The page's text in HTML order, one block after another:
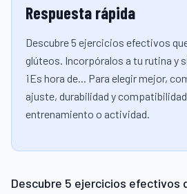
Respuesta rápida
Descubre 5 ejercicios efectivos
glúteos. Incorpóralos a tu rutina y
¡Es hora de... Para elegir mejor,
ajuste, durabilidad y
entrenamiento o actividad.
Descubre 5 ejercicios efectivos